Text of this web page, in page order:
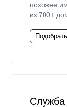
похожее
из 700+
Служба